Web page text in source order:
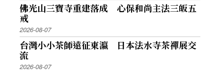
佛光山三寶寺重建落成 心保和尚主法三皈五
戒
2026-08-07
台灣小小茶師遠征東瀛 日本法水寺茶禪展交
流
2026-08-07